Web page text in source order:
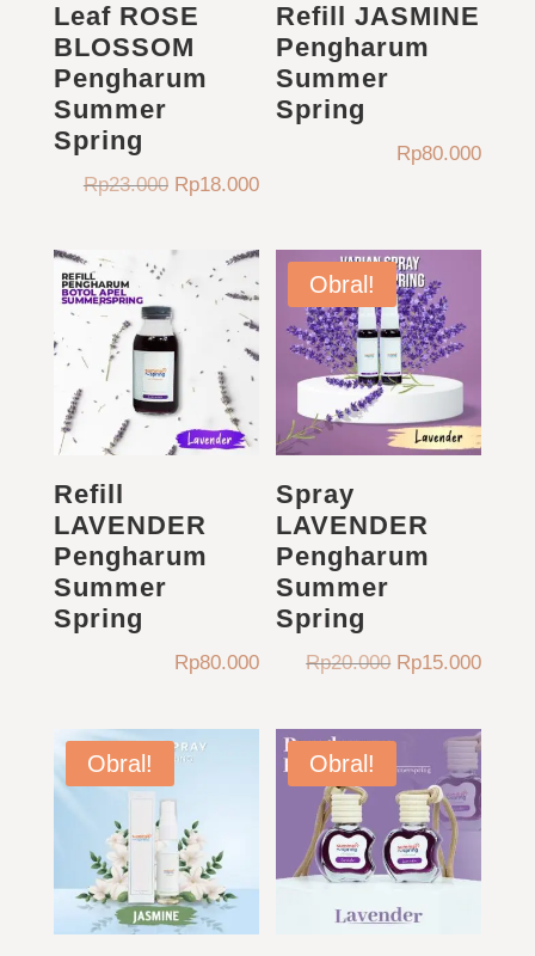
Leaf ROSE
BLOSSOM
Pengharum
Summer
Spring
Rp23.000 Harga
adalah:
Rp23.000.
Rp18.000Harga
ini
adalah:
Rp18.000.
Refill JASMINE
Pengharum
Summer
Spring
Rp80.000
Refill
LAVENDER
Pengharum
Summer
Spring
Rp80.000
Obral!
Spray
LAVENDER
Pengharum
Summer
Spring
Rp20.000 Harga
adalah:
Rp20.000.
Rp15.000Harga
ini
Obral! Obral!